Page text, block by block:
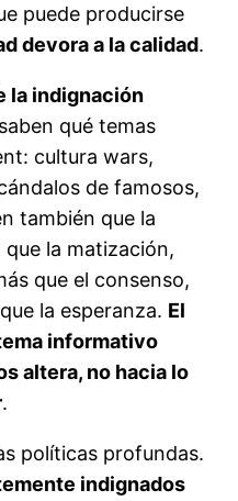
puede producirse
devora a la calidad.
la indignación
qué temas
cultura wars,
de famosos,
también que la
la matización,
que el consenso,
la esperanza. El
informativo
altera, no hacia lo
.
políticas profundas.
indignados